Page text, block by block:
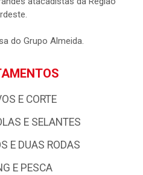
do Grupo Almeida.
E CORTE
E SELANTES
E DUAS RODAS
E PESCA